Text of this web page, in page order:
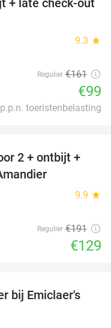
39%
9.3 star
Regulier €161
€99
toeristenbelasting
32%
2 + ontbijt +
9.9 star
Regulier €191
€129
48%
bij Emiclaer's